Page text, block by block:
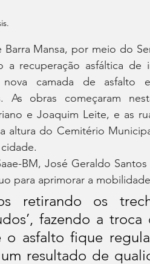
Barra Mansa, por meio do
a recuperação asfáltica
camada de asfalto
As obras começaram
e Joaquim Leite, e as
altura do Cemitério
BM, José Geraldo
para aprimorar a
retirando os
fazendo a
o asfalto fique
resultado de